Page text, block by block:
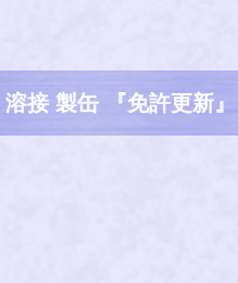
接 製缶 『免許更新』